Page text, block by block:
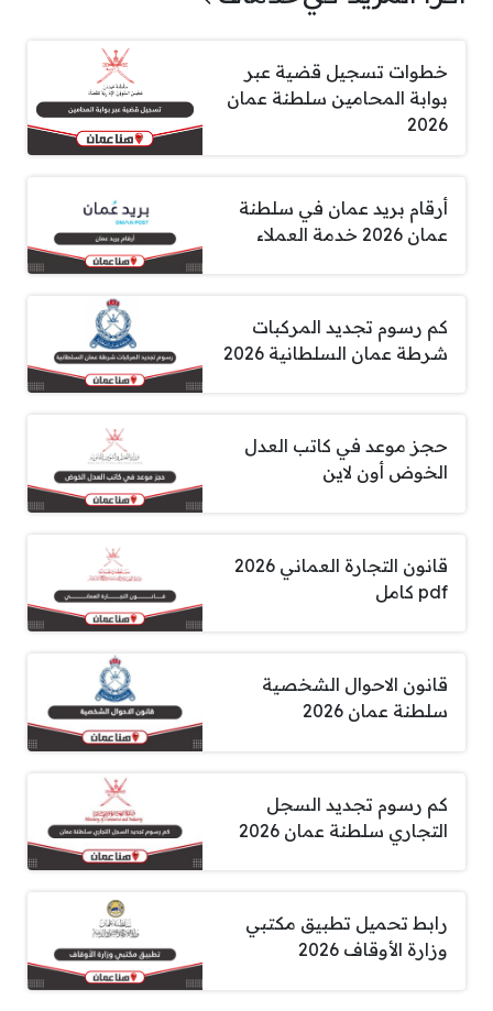
خطوات تسجيل قضية عبر
بوابة المحامين سلطنة عمان
2026
أرقام بريد عمان في سلطنة
عمان 2026 خدمة العملاء
كم رسوم تجديد المركبات
شرطة عمان السلطانية 2026
حجز موعد في كاتب العدل
الخوض أون لاين
قانون التجارة العماني 2026
pdf كامل
قانون الاحوال الشخصية
سلطنة عمان 2026
كم رسوم تجديد السجل
التجاري سلطنة عمان 2026
رابط تحميل تطبيق مكتبي
وزارة الأوقاف 2026